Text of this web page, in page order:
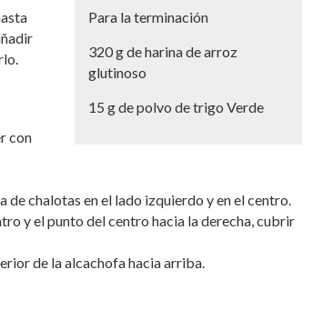
Para la terminación
320 g de harina de arroz
glutinoso
15 g de polvo de trigo Verde
con
chalotas en el lado izquierdo y en el centro.
y el punto del centro hacia la derecha, cubrir
de la alcachofa hacia arriba.